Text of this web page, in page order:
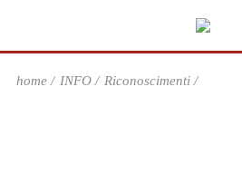
home INFO Riconoscimenti